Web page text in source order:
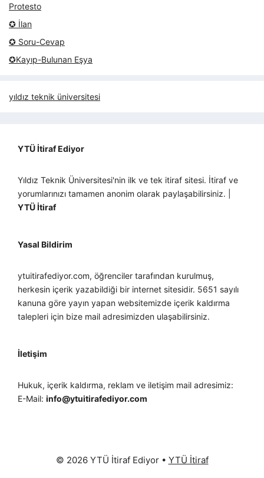
Protesto
✪ İlan
✪ Soru-Cevap
✪Kayıp-Bulunan Eşya
yıldız teknik üniversitesi
YTÜ İtiraf Ediyor
Yıldız Teknik Üniversitesi'nin ilk ve tek itiraf sitesi. İtiraf ve
yorumlarınızı tamamen anonim olarak paylaşabilirsiniz. |
YTÜ İtiraf
Yasal Bildirim
ytuitirafediyor.com, öğrenciler tarafından kurulmuş,
herkesin içerik yazabildiği bir internet sitesidir. 5651 sayılı
kanuna göre yayın yapan websitemizde içerik kaldırma
talepleri için bize mail adresimizden ulaşabilirsiniz.
İletişim
Hukuk, içerik kaldırma, reklam ve iletişim mail adresimiz:
E-Mail: info@ytuitirafediyor.com
© 2026 YTÜ İtiraf Ediyor• YTÜ İtiraf